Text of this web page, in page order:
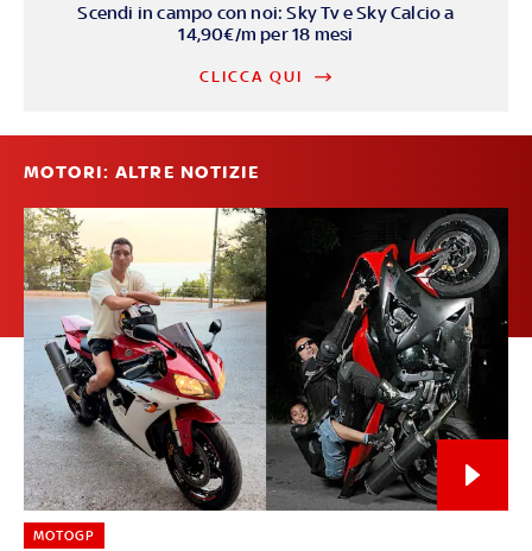
Scendi in campo con noi: Sky Tv e Sky Calcio a
14,90€/m per 18 mesi
CLICCA QUI
MOTORI: ALTRE NOTIZIE
MOTOGP